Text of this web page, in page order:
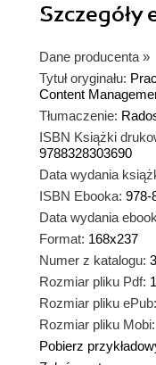
Szczegóły
Dane producenta »
Tytuł oryginału:
Content
Tłumaczenie:
ISBN Książki
9788328303690
Data wydania
ISBN Ebooka: 978-
Data wydania
Format: 168x237
Numer z katalogu:
Rozmiar pliku Pdf:
Rozmiar pliku ePub:
Rozmiar pliku Mobi:
Pobierz